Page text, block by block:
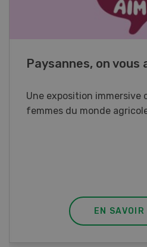
Cours spécialisé
Vous élevez des poissons
Ce cours vous équipe du
EN